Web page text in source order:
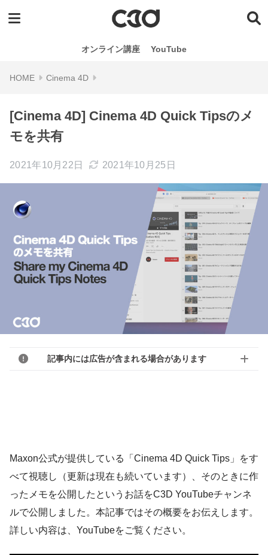
オンライン講座 YouTube
Cinema 4D
[Cinema 4D] Cinema 4D Quick Tipsのメ
モを共有
2021年10月22日 2021年10月25日
記事内には広告が含まれる場合があります
Maxon公式が提供している「Cinema 4D Quick Tips」をす
べて視聴し（更新は現在も続いています）、そのときに作
ったメモを公開したというお話をC3D YouTubeチャンネ
ルで公開しました。本記事ではその概要をお伝えします。
詳しい内容は、YouTubeをご覧ください。